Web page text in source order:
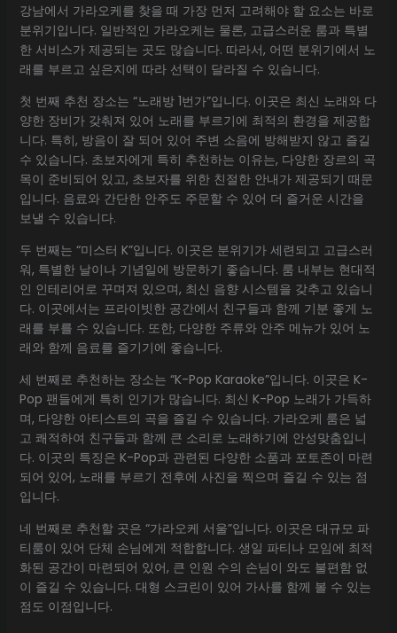
강남에서 가라오케를 찾을 때 가장 먼저 고려해야 할 요소는 바로
분위기입니다. 일반적인 가라오케는 물론, 고급스러운 룸과 특별
한 서비스가 제공되는 곳도 많습니다. 따라서, 어떤 분위기에서 노
래를 부르고 싶은지에 따라 선택이 달라질 수 있습니다.
첫 번째 추천 장소는 “노래방 1번가”입니다. 이곳은 최신 노래와 다
양한 장비가 갖춰져 있어 노래를 부르기에 최적의 환경을 제공합
니다. 특히, 방음이 잘 되어 있어 주변 소음에 방해받지 않고 즐길
수 있습니다. 초보자에게 특히 추천하는 이유는, 다양한 장르의 곡
목이 준비되어 있고, 초보자를 위한 친절한 안내가 제공되기 때문
입니다. 음료와 간단한 안주도 주문할 수 있어 더 즐거운 시간을
보낼 수 있습니다.
두 번째는 “미스터 K”입니다. 이곳은 분위기가 세련되고 고급스러
워, 특별한 날이나 기념일에 방문하기 좋습니다. 룸 내부는 현대적
인 인테리어로 꾸며져 있으며, 최신 음향 시스템을 갖추고 있습니
다. 이곳에서는 프라이빗한 공간에서 친구들과 함께 기분 좋게 노
래를 부를 수 있습니다. 또한, 다양한 주류와 안주 메뉴가 있어 노
래와 함께 음료를 즐기기에 좋습니다.
세 번째로 추천하는 장소는 “K-Pop Karaoke”입니다. 이곳은 K-
Pop 팬들에게 특히 인기가 많습니다. 최신 K-Pop 노래가 가득하
며, 다양한 아티스트의 곡을 즐길 수 있습니다. 가라오케 룸은 넓
고 쾌적하여 친구들과 함께 큰 소리로 노래하기에 안성맞춤입니
다. 이곳의 특징은 K-Pop과 관련된 다양한 소품과 포토존이 마련
되어 있어, 노래를 부르기 전후에 사진을 찍으며 즐길 수 있는 점
입니다.
네 번째로 추천할 곳은 “가라오케 서울”입니다. 이곳은 대규모 파
티룸이 있어 단체 손님에게 적합합니다. 생일 파티나 모임에 최적
화된 공간이 마련되어 있어, 큰 인원 수의 손님이 와도 불편함 없
이 즐길 수 있습니다. 대형 스크린이 있어 가사를 함께 볼 수 있는
점도 이점입니다.